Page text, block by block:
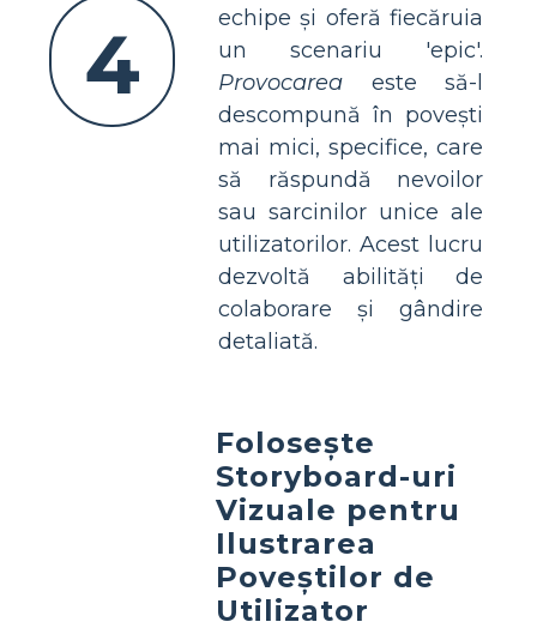
4
echipe și oferă fiecăruia
un scenariu 'epic'.
Provocarea este să-l
descompună în povești
mai mici, specifice, care
să răspundă nevoilor
sau sarcinilor unice ale
utilizatorilor. Acest lucru
dezvoltă abilități de
colaborare și gândire
detaliată.
Folosește
Storyboard-uri
Vizuale pentru
Ilustrarea
Poveștilor de
Utilizator